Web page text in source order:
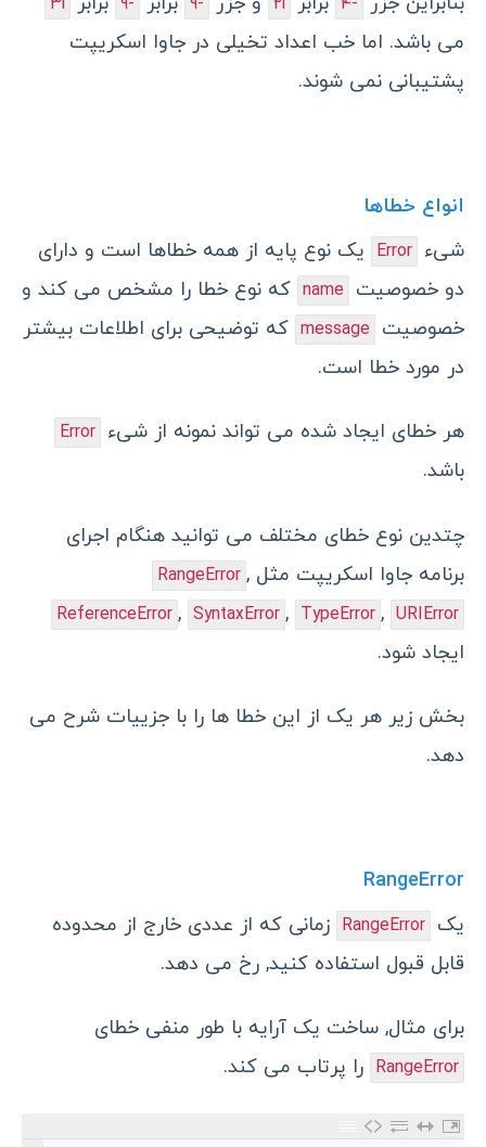
می باشد. اما خب اعداد تخیلی در جاوا اسکریپت
پشتیبانی نمی شوند.
انواع خطاها
شیء Error یک نوع پایه از همه خطاها است و دارای
دو خصوصیت name که نوع خطا را مشخص می کند و
خصوصیت message که توضیحی برای اطلاعات بیشتر
در مورد خطا است.
هر خطای ایجاد شده می تواند نمونه از شیء Error
باشد.
چتدین نوع خطای مختلف می توانید هنگام اجرای
برنامه جاوا اسکریپت مثل
RangeError ,
ReferenceError , SyntaxError , TypeError , URIError
ایجاد شود.
بخش زیر هر یک از این خطا ها را با جزییات شرح می
دهد.
RangeError
یک RangeError زمانی که از عددی خارج از محدوده
قابل قبول استفاده کنید, رخ می دهد.
برای مثال, ساخت یک آرایه با طور منفی خطای
RangeError را پرتاب می کند.